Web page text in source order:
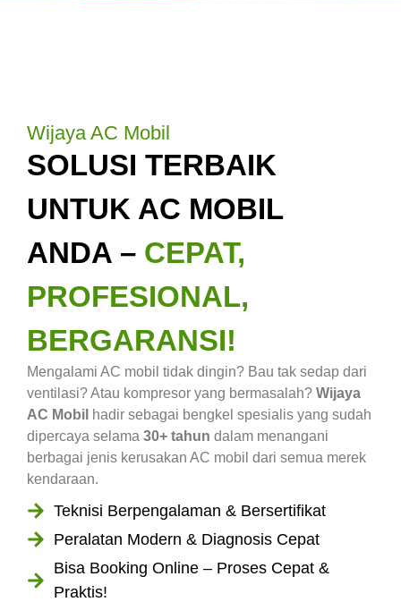
Wijaya AC Mobil
SOLUSI TERBAIK
UNTUK AC MOBIL
ANDA – CEPAT,
PROFESIONAL,
BERGARANSI!
Mengalami AC mobil tidak dingin? Bau tak sedap dari
ventilasi? Atau kompresor yang bermasalah? Wijaya
AC Mobil hadir sebagai bengkel spesialis yang sudah
dipercaya selama 30+ tahun dalam menangani
berbagai jenis kerusakan AC mobil dari semua merek
kendaraan.
Teknisi Berpengalaman & Bersertifikat
Peralatan Modern & Diagnosis Cepat
Bisa Booking Online – Proses Cepat &
Praktis!